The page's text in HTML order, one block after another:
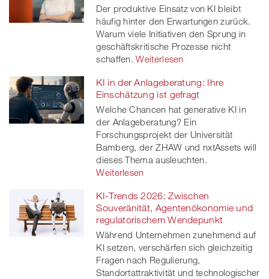
Der produktive Einsatz von KI bleibt
häufig hinter den Erwartungen zurück.
Warum viele Initiativen den Sprung in
geschäftskritische Prozesse nicht
schaffen. Weiterlesen
KI in der Anlageberatung: Ihre
Einschätzung ist gefragt
Welche Chancen hat generative KI in
der Anlageberatung? Ein
Forschungsprojekt der Universität
Bamberg, der ZHAW und nxtAssets will
dieses Thema ausleuchten.
Weiterlesen
KI-Trends 2026: Zwischen
Souveränität, Agentenökonomie und
regulatorischem Wendepunkt
Während Unternehmen zunehmend auf
KI setzen, verschärfen sich gleichzeitig
Fragen nach Regulierung,
Standortattraktivität und technologischer